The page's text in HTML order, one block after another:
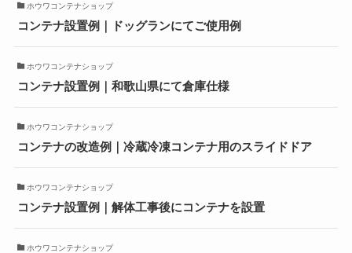
ホウワコンテナショップ
コンテナ設置例｜ドッグランにてご使用例
ホウワコンテナショップ
コンテナ設置例｜和歌山県にて倉庫仕様
ホウワコンテナショップ
コンテナの改造例｜冷蔵冷凍コンテナ用のスライドドア
ホウワコンテナショップ
コンテナ設置例｜解体工事後にコンテナを設置
ホウワコンテナショップ